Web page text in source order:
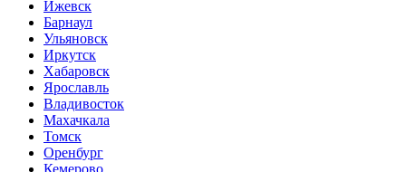
Ижевск
Барнаул
Ульяновск
Иркутск
Хабаровск
Ярославль
Владивосток
Махачкала
Томск
Оренбург